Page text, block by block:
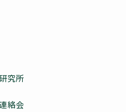
究所
絡会